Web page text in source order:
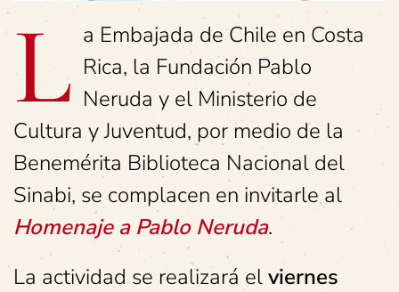
L a Embajada de Chile en Costa
Rica, la Fundación Pablo
Neruda y el Ministerio de
Cultura y Juventud, por medio de la
Benemérita Biblioteca Nacional del
Sinabi, se complacen en invitarle al
Homenaje a Pablo Neruda.
La actividad se realizará elviernes